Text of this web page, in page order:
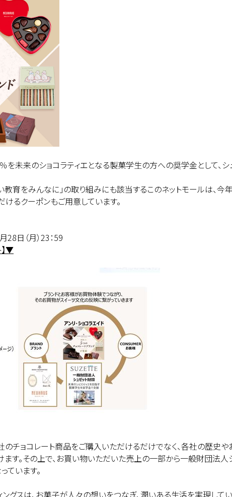
％を未来のショコラティエとなる製菓学生の方への奨学金として、
育をみんなに」の取り組みにも該当するこのネットモールは、今
るクーポンもご用意しています。
28日（月）23：59
】▼
社のチョコレート商品をご購入いただけるだけでなく、各社の歴史
す。その上で、お買い物いただいた売上の一部から一般財団法
ています。
グスは、お菓子が人々の想いをつなぎ、潤いある生活を実現して